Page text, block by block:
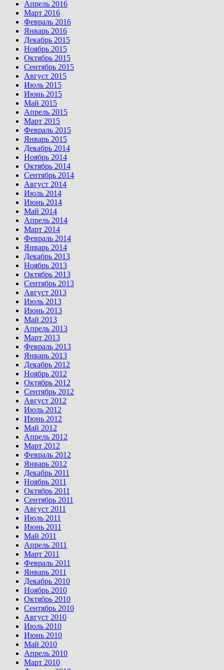
Апрель 2016
Март 2016
Февраль 2016
Январь 2016
Декабрь 2015
Ноябрь 2015
Октябрь 2015
Сентябрь 2015
Август 2015
Июль 2015
Июнь 2015
Май 2015
Апрель 2015
Март 2015
Февраль 2015
Январь 2015
Декабрь 2014
Ноябрь 2014
Октябрь 2014
Сентябрь 2014
Август 2014
Июль 2014
Июнь 2014
Май 2014
Апрель 2014
Март 2014
Февраль 2014
Январь 2014
Декабрь 2013
Ноябрь 2013
Октябрь 2013
Сентябрь 2013
Август 2013
Июль 2013
Июнь 2013
Май 2013
Апрель 2013
Март 2013
Февраль 2013
Январь 2013
Декабрь 2012
Ноябрь 2012
Октябрь 2012
Сентябрь 2012
Август 2012
Июль 2012
Июнь 2012
Май 2012
Апрель 2012
Март 2012
Февраль 2012
Январь 2012
Декабрь 2011
Ноябрь 2011
Октябрь 2011
Сентябрь 2011
Август 2011
Июль 2011
Июнь 2011
Май 2011
Апрель 2011
Март 2011
Февраль 2011
Январь 2011
Декабрь 2010
Ноябрь 2010
Октябрь 2010
Сентябрь 2010
Август 2010
Июль 2010
Июнь 2010
Май 2010
Апрель 2010
Март 2010